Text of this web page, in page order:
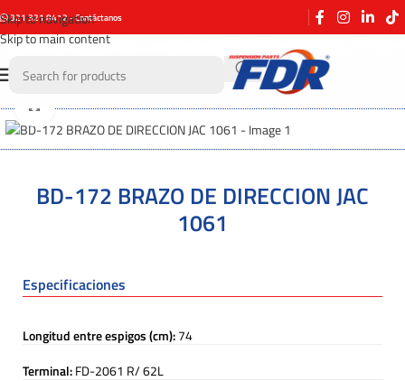
Skip to navigation
Skip to main content
321 321 8412 - Contáctanos
Click to enlarge
BD-172 BRAZO DE DIRECCION JAC
1061
Especificaciones
Longitud entre espigos (cm):74
Terminal:FD-2061 R/ 62L